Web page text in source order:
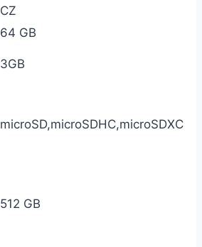
CZ
64 GB
3GB
microSD,microSDHC,microSDXC
512 GB